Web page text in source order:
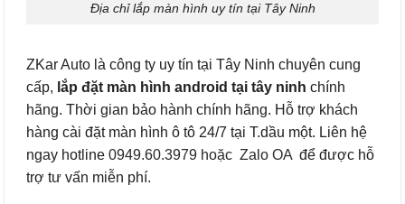
Địa chỉ lắp màn hình uy tín tại Tây Ninh
ZKar Auto là công ty uy tín tại Tây Ninh chuyên cung
cấp, lắp đặt màn hình android tại tây ninh chính
hãng. Thời gian bảo hành chính hãng. Hỗ trợ khách
hàng cài đặt màn hình ô tô 24/7 tại T.dầu một. Liên hệ
ngay hotline 0949.60.3979 hoặc Zalo OA để được hỗ
trợ tư vấn miễn phí.